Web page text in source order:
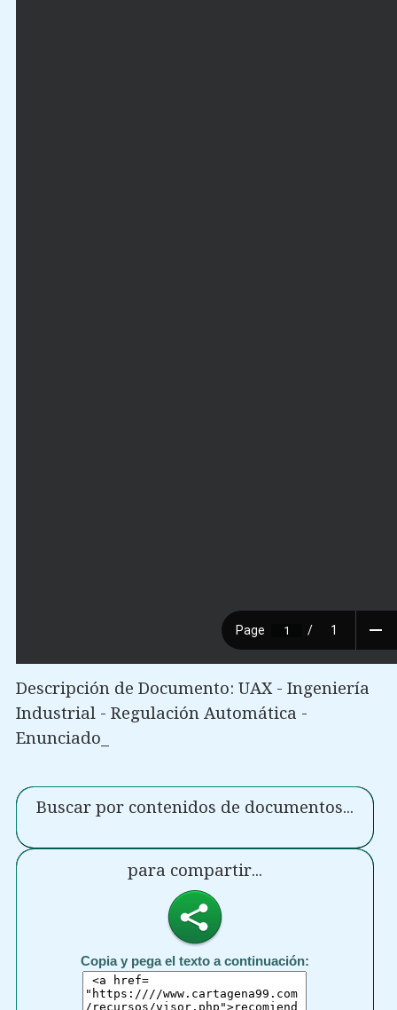
Descripción de Documento: UAX - Ingeniería
Industrial - Regulación Automática -
Enunciado_
Buscar por contenidos de documentos...
para compartir...
Copia y pega el texto a continuación: